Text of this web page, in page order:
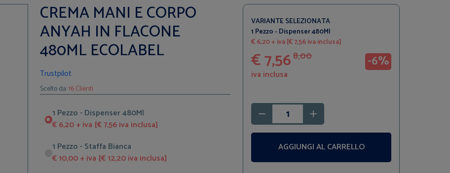
CREMA MANI E CORPO
ANYAH IN FLACONE
480ML ECOLABEL
Trustpilot
Scelto da:16 Clienti
1 Pezzo - Dispenser 480Ml
€ 6,20 + iva [€ 7,56 iva inclusa]
1 Pezzo - Staffa Bianca
€ 10,00 + iva [€ 12,20 iva inclusa]
VARIANTE SELEZIONATA
1 Pezzo - Dispenser 480Ml
€ 6,20 + iva [€ 7,56 iva inclusa]
€ 7,568,00
iva inclusa
-6%
AGGIUNGI AL CARRELLO